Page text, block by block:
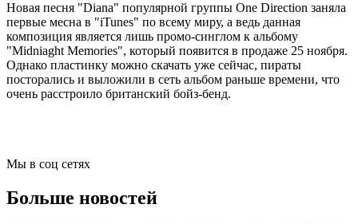
Новая песня "Diana" популярной группы One Direction заняла
первые месна в "iTunes" по всему миру, а ведь данная
композиция является лишь промо-синглом к альбому
"Midniaght Memories", который появится в продаже 25 ноября.
Однако пластинку можно скачать уже сейчас, пираты
посторались и выложили в сеть альбом раньше времени, что
очень расстроило британский бойз-бенд.
Мы в соц сетях
Больше новостей